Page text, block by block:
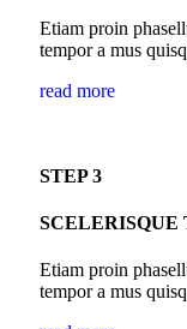
Etiam proin
tempor a mus
read more
STEP 3
SCELERISQUE
Etiam proin
tempor a mus